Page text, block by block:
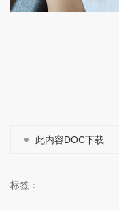
此内容DOC下载
标签：